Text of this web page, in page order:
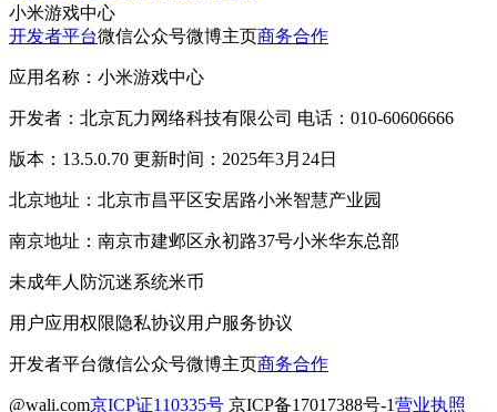
小米游戏中心
开发者平台微信公众号微博主页商务合作
应用名称：小米游戏中心
开发者：北京瓦力网络科技有限公司 电话：010-60606666
版本：13.5.0.70 更新时间：2025年3月24日
北京地址：北京市昌平区安居路小米智慧产业园
南京地址：南京市建邺区永初路37号小米华东总部
未成年人防沉迷系统米币
用户应用权限隐私协议用户服务协议
开发者平台微信公众号微博主页商务合作
@wali.com京ICP证110335号 京ICP备17017388号-1营业执照